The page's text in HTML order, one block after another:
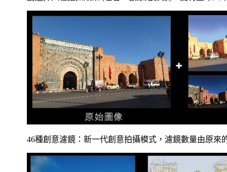
46種創意濾鏡：新一代創意拍攝模式，濾鏡數量由原來